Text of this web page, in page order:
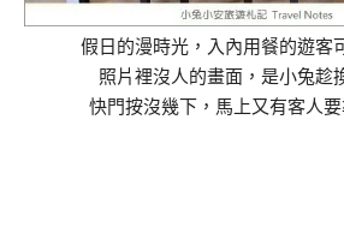
假日的漫時光，入內用餐的遊客
照片裡沒人的畫面，是小兔趁
快門按沒幾下，馬上又有客人要